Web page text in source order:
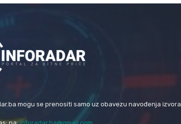
mogu se prenositi samo uz obavezu navođenja izvora.